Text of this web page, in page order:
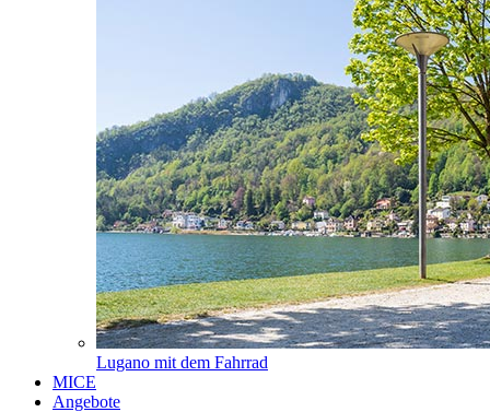
Lugano mit dem Fahrrad
MICE
Angebote